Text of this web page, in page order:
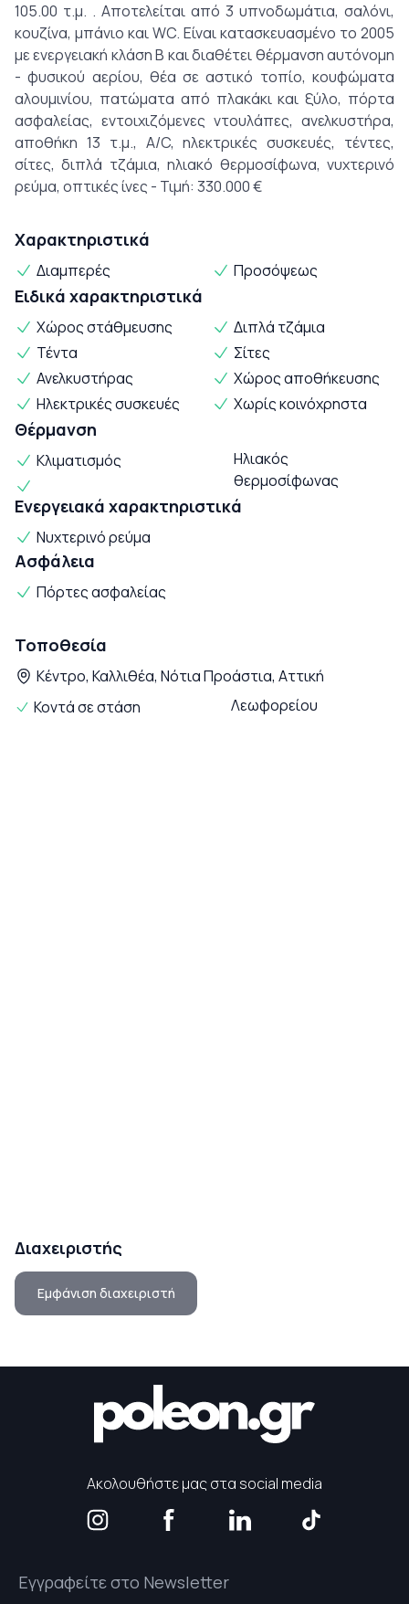
105.00 τ.μ. . Αποτελείται από 3 υπνοδωμάτια, σαλόνι,
κουζίνα, μπάνιο και WC. Είναι κατασκευασμένο το 2005
με ενεργειακή κλάση Β και διαθέτει θέρμανση αυτόνομη
- φυσικού αερίου, θέα σε αστικό τοπίο, κουφώματα
αλουμινίου, πατώματα από πλακάκι και ξύλο, πόρτα
ασφαλείας, εντοιχιζόμενες ντουλάπες, ανελκυστήρα,
αποθήκη 13 τ.μ., A/C, ηλεκτρικές συσκευές, τέντες,
σίτες, διπλά τζάμια, ηλιακό θερμοσίφωνα, νυχτερινό
ρεύμα, οπτικές ίνες - Τιμή: 330.000 €
Χαρακτηριστικά
Διαμπερές Προσόψεως
Ειδικά χαρακτηριστικά
Χώρος στάθμευσης
Τέντα
Ανελκυστήρας
Ηλεκτρικές συσκευές
Διπλά τζάμια
Σίτες
Χώρος αποθήκευσης
Χωρίς κοινόχρηστα
Θέρμανση
Κλιματισμός
Ηλιακός
θερμοσίφωνας
Ενεργειακά χαρακτηριστικά
Νυχτερινό ρεύμα
Ασφάλεια
Πόρτες ασφαλείας
Τοποθεσία
Κέντρο, Καλλιθέα, Νότια Προάστια, Αττική
Κοντά σε στάση Λεωφορείου
Διαχειριστής
Εμφάνιση διαχειριστή
Ακολουθήστε μας στα social media